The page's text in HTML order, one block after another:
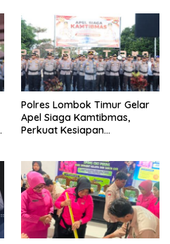
Polres Lombok Timur Gelar
Apel Siaga Kamtibmas,
Perkuat Kesiapan